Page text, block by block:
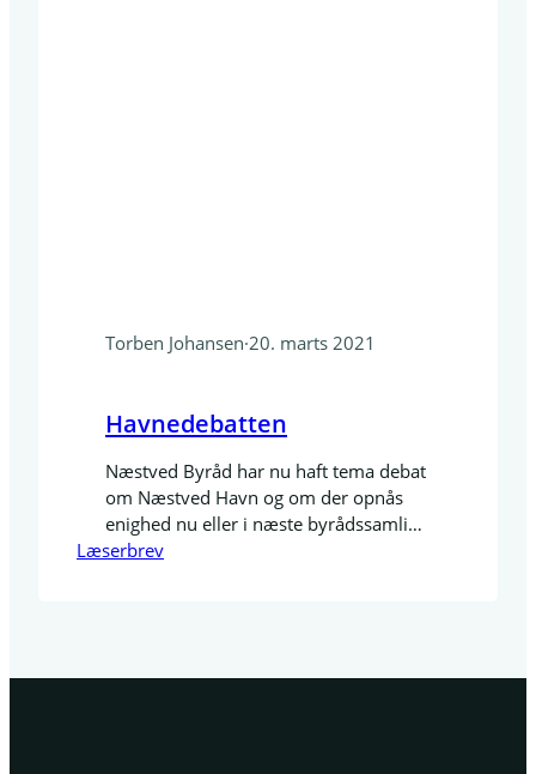
Torben Johansen·20. marts 2021
Havnedebatten
Næstved Byråd har nu haft tema debat
om Næstved Havn og om der opnås
enighed nu eller i næste byrådssamling
er for mig ikke så vigtigt. Det der er
Næstved Erhvervsforening lavede ved
Læserbrev